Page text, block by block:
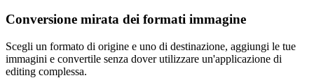
Conversione mirata dei formati immagine
Scegli un formato di origine e uno di destinazione, aggiungi le tue
immagini e convertile senza dover utilizzare un'applicazione di
editing complessa.